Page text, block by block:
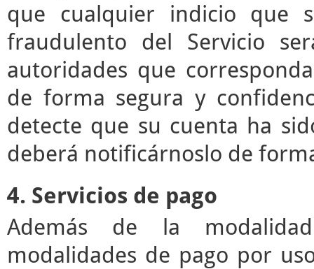
que cualquier indicio que
fraudulento del Servicio
autoridades que
de forma segura y
detecte que su cuenta ha
deberá notificárnoslo de
4. Servicios de pago
Además de la
modalidades de pago por